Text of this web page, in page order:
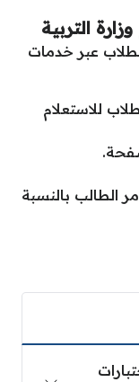
التربية
عبر خدمات
للاستعلام
الطالب بالنسبة